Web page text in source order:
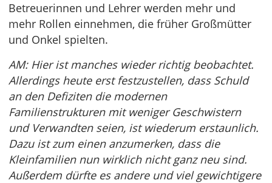
Betreuerinnen und Lehrer werden mehr und
mehr Rollen einnehmen, die früher Großmütter
und Onkel spielten.
AM: Hier ist manches wieder richtig beobachtet.
Allerdings heute erst festzustellen, dass Schuld
an den Defiziten die modernen
Familienstrukturen mit weniger Geschwistern
und Verwandten seien, ist wiederum erstaunlich.
Dazu ist zum einen anzumerken, dass die
Kleinfamilien nun wirklich nicht ganz neu sind.
Außerdem dürfte es andere und viel gewichtigere